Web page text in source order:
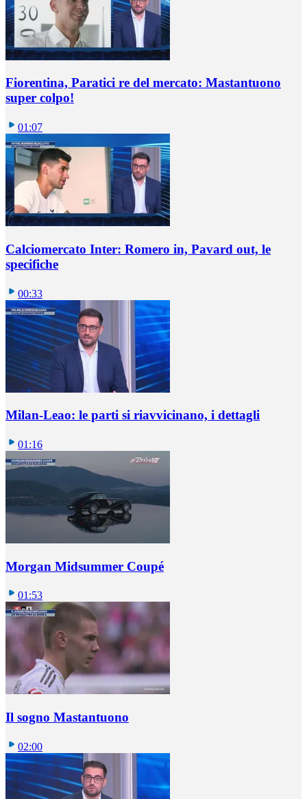
Fiorentina, Paratici re del mercato: Mastantuono
super colpo!
01:07
Calciomercato Inter: Romero in, Pavard out, le
specifiche
00:33
Milan-Leao: le parti si riavvicinano, i dettagli
01:16
Morgan Midsummer Coupé
01:53
Il sogno Mastantuono
02:00